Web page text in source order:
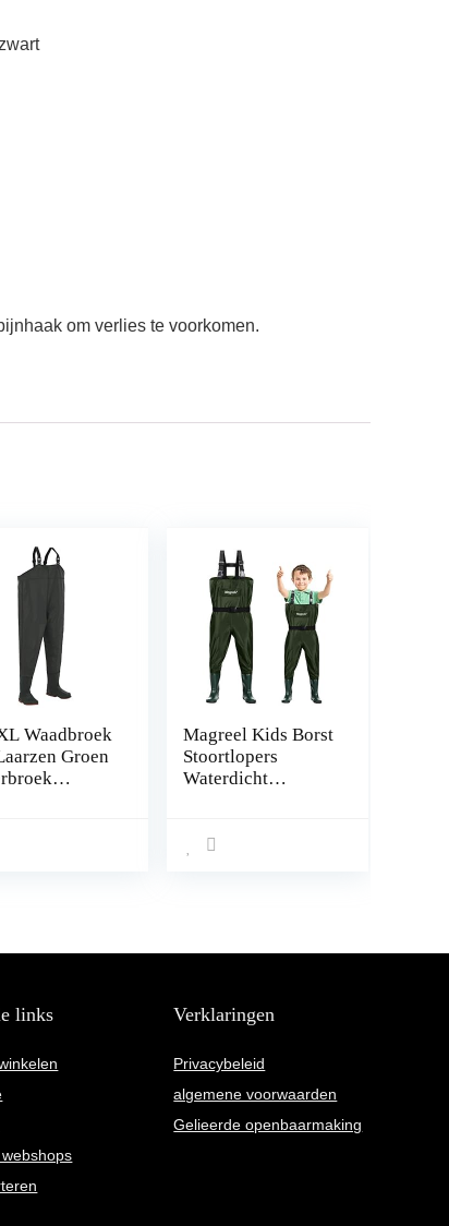
om verlies te voorkomen.
Waadbroek
Groen
Magreel Kids Borst
Stoortlopers
Waterdicht
Laarzen Vissen &
Legergroen,
links Verklaringen
Privacybeleid
algemene voorwaarden
Gelieerde openbaarmaking